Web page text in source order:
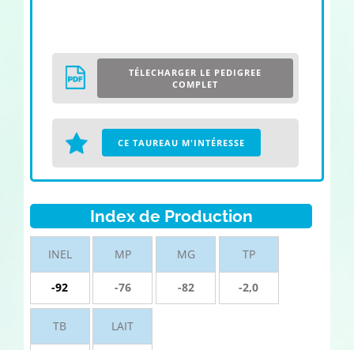
TÉLECHARGER LE PEDIGREE
COMPLET
CE TAUREAU M'INTÉRESSE
Index de Production
INEL
-92
MP
-76
MG
-82
TP
-2,0
TB LAIT